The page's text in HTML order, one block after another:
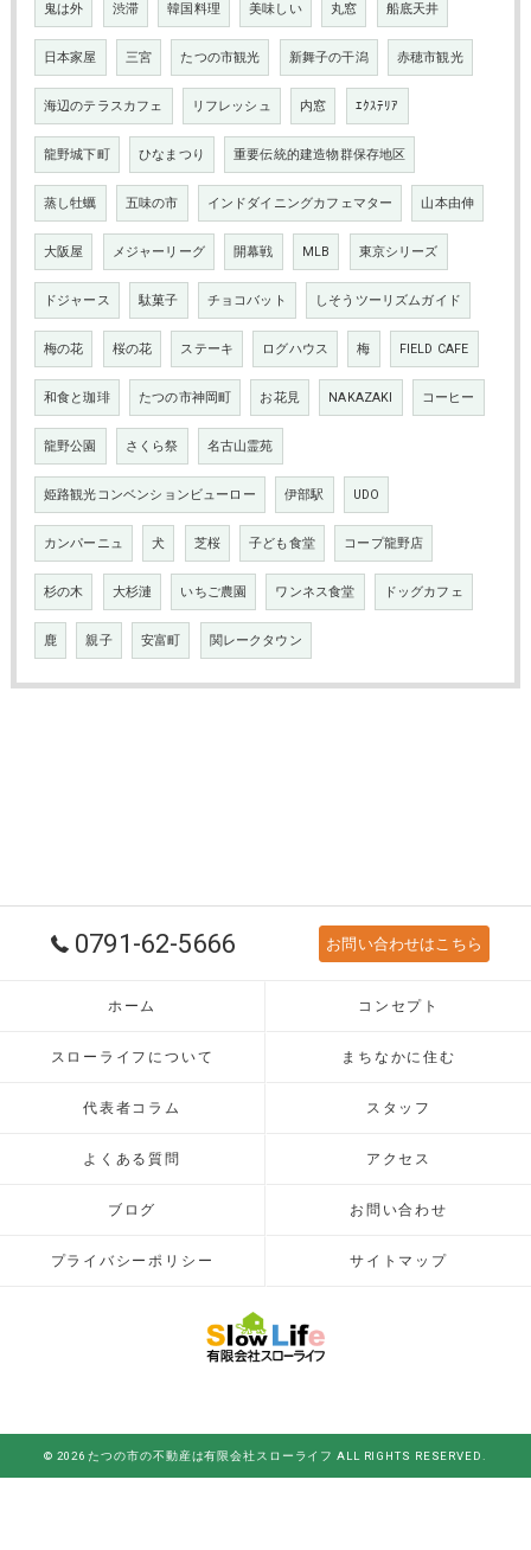
鬼は外 渋滞 韓国料理 美味しい 丸窓 船底天井
日本家屋 三宮 たつの市観光 新舞子の干潟 赤穂市観光
海辺のテラスカフェ リフレッシュ 内窓 ｴｸｽﾃﾘｱ
龍野城下町 ひなまつり 重要伝統的建造物群保存地区
蒸し牡蠣 五味の市 インドダイニングカフェマター 山本由伸
大阪屋 メジャーリーグ 開幕戦 MLB 東京シリーズ
ドジャース 駄菓子 チョコバット しそうツーリズムガイド
梅の花 桜の花 ステーキ ログハウス 梅 FIELD CAFE
和食と珈琲 たつの市神岡町 お花見 NAKAZAKI コーヒー
龍野公園 さくら祭 名古山霊苑
姫路観光コンベンションビューロー 伊部駅 UDO
カンパーニュ 犬 芝桜 子ども食堂 コープ龍野店
杉の木 大杉漣 いちご農園 ワンネス食堂 ドッグカフェ
鹿 親子 安富町 関レークタウン
0791-62-5666 お問い合わせはこちら
ホーム コンセプト
スローライフについて まちなかに住む
代表者コラム スタッフ
よくある質問 アクセス
ブログ お問い合わせ
プライバシーポリシー サイトマップ
© 2026 たつの市の不動産は有限会社スローライフ ALL RIGHTS RESERVED.